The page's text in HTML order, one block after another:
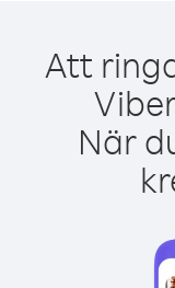
Att
När